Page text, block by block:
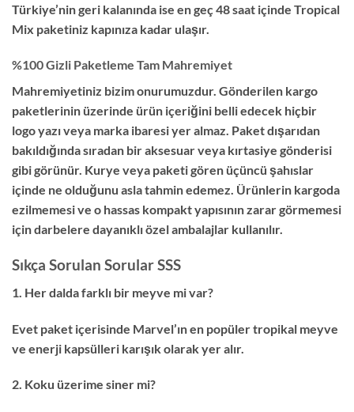
Türkiye’nin geri kalanında ise en geç 48 saat içinde Tropical
Mix paketiniz kapınıza kadar ulaşır.
%100 Gizli Paketleme Tam Mahremiyet
Mahremiyetiniz bizim onurumuzdur. Gönderilen kargo
paketlerinin üzerinde ürün içeriğini belli edecek hiçbir
logo yazı veya marka ibaresi yer almaz. Paket dışarıdan
bakıldığında sıradan bir aksesuar veya kırtasiye gönderisi
gibi görünür. Kurye veya paketi gören üçüncü şahıslar
içinde ne olduğunu asla tahmin edemez. Ürünlerin kargoda
ezilmemesi ve o hassas kompakt yapısının zarar görmemesi
için darbelere dayanıklı özel ambalajlar kullanılır.
Sıkça Sorulan Sorular SSS
1. Her dalda farklı bir meyve mi var?
Evet paket içerisinde Marvel’ın en popüler tropikal meyve
ve enerji kapsülleri karışık olarak yer alır.
2. Koku üzerime siner mi?